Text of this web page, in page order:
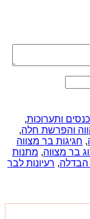
כנסים ותערוכות,
והפרשת חלה,
, חגיגות בר מצווה
בר מצווה, מתנות
, רעיונות לבר